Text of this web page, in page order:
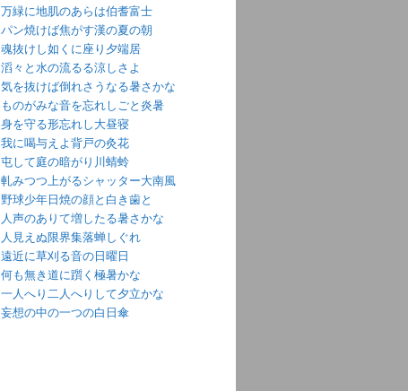
万緑に地肌のあらは伯耆富士
パン焼けば焦がす漢の夏の朝
魂抜けし如くに座り夕端居
滔々と水の流るる涼しさよ
気を抜けば倒れさうなる暑さかな
ものがみな音を忘れしごと炎暑
身を守る形忘れし大昼寝
我に喝与えよ背戸の灸花
屯して庭の暗がり川蜻蛉
軋みつつ上がるシャッター大南風
野球少年日焼の顔と白き歯と
人声のありて増したる暑さかな
人見えぬ限界集落蝉しぐれ
遠近に草刈る音の日曜日
何も無き道に躓く極暑かな
一人へり二人へりして夕立かな
妄想の中の一つの白日傘